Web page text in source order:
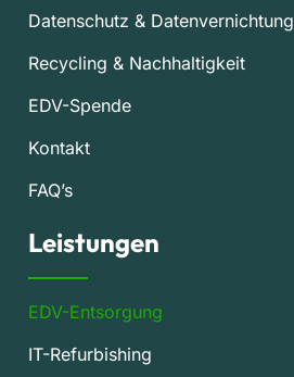
Datenschutz & Datenvernichtung
Recycling & Nachhaltigkeit
EDV-Spende
Kontakt
FAQ’s
Leistungen
EDV-Entsorgung
IT-Refurbishing